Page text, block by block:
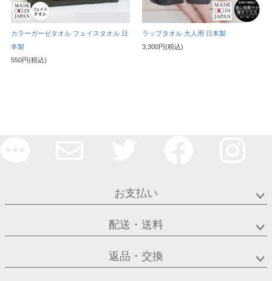
カラーガーゼタオル フェイスタオル 日
本製
550円(税込)
ラップタオル 大人用 日本製
3,300円(税込)
お支払い
配送・送料
返品・交換